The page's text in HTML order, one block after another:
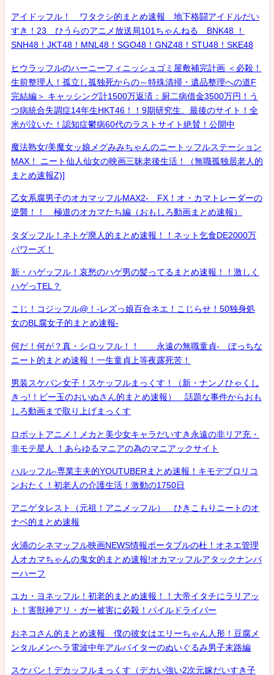
アイドッフル！ ワタクシ的まとめ速報 地下格闘アイドルだい
すき！23 ひうらのアニメ放送局101ちゃんねる BNK48 ！
SNH48！JKT48！MNL48！SGO48！GNZ48！STU48！SKE48
ヒウラッフルのハーニーフィニッシュゴミ屋敷補完計画 ＜必殺！
生前整理人！孤立し孤独死からの～特殊清掃・遺品整理への道F
完結編＞ キャッシング計1500万返済：厨二病借金3500万円！う
つ病統合失調症14年生HKT46！！9期研究生、最後のサイト！全
米が泣いた！認知症鬱病60代のラストサイト絶賛！公開中
魔法熟女/美魔女ッ娘メグみみちゃんのニートッフルステーション
MAX！ ニート仙人仙女の映画三昧老後生活！（無職孤独居老人的
まとめ速報Z)]
乙女系腐男子のオカマッフルMAX2- FX！オ・カマトレーダーの
逆襲！！ 極道のオカマたち編（おもしろ動画まとめ速報）
タダッフル！ネトゲ廃人的まとめ速報！！ネット乞食DE2000万
パワーズ！
新・ハゲッフル！哀愁のハゲ男の髪ってるまとめ速報！！激しく
ハゲっTEL？
こじ！コジッフル@！-レズっ娘百合ネエ！こじらせ！50独身処
女のBL腐女子的まとめ速報-
何だ！何が？真・シロッフル！！ 永遠の無職童貞- ぼっちな
ニート的まとめ速報！一生童貞上等夜露死苦！
男装スケバン女子！スケッフルまっくす！（新・ナンノひゃくし
きっ!！ビー玉のおいぬさん的まとめ速報） 話題な事件からおも
しろ動画まで取り上げまっくす
ロボットアニメ！メカと美少女キャラだいすき永遠の非リア充・
非モテ星人 ！あらゆるマニアの為のマニアックサイト
ハルッフル-専業主夫的YOUTUBERまとめ速報！キモデブロリコ
ンおたく！初老人の介護生活！激動の1750日
アニゲタレスト（元祖！アニメッフル） ひきこもりニートのオ
ナベ的まとめ速報
火浦のシネマッフル映画NEWS情報ポータブルの杜！オネエ管理
人オカマちゃんの鬼女的まとめ速報!オカマッフルアタックナンバ
ーハーフ
ユカ・ヨネッフル！初老的まとめ速報！！大帝イタチにラリアッ
ト！害獣神アリ・ガー被害に必殺！パイルドライバー
おネコさん的まとめ速報 僕の彼女はエリーちゃん人形！豆腐メ
ンタルメンヘラ電波中年アルバイターのぬいぐるみ男子末路編
スケバン！デカッフルまっくす（デカい強い2次元嫁だいすき子